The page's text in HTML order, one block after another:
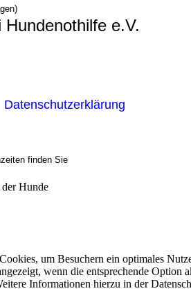
Hundenothilfe e.V.
Datenschutzerklärung
Telefonzeiten finden Sie
der Hunde
um Besuchern ein optimales
wenn die entsprechende Option
Informationen hierzu in der